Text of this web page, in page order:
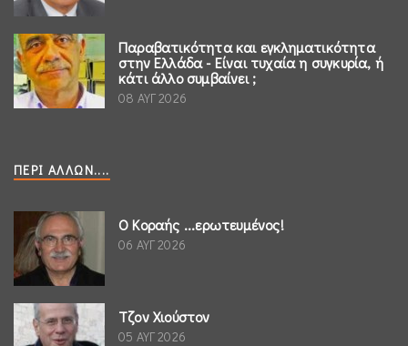
Παραβατικότητα και εγκληματικότητα
στην Ελλάδα - Είναι τυχαία η συγκυρία, ή
κάτι άλλο συμβαίνει ;
08 ΑΥΓ 2026
ΠΕΡΊ ΆΛΛΩΝ....
Ο Κοραής ...ερωτευμένος!
06 ΑΥΓ 2026
Τζον Χιούστον
05 ΑΥΓ 2026